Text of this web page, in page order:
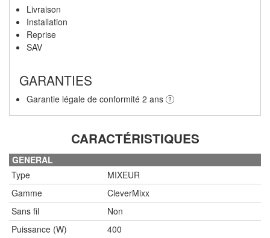
Livraison
Installation
Reprise
SAV
GARANTIES
Garantie légale de conformité 2 ans
CARACTÉRISTIQUES
GENERAL
Type
MIXEUR
Gamme
CleverMixx
Sans fil
Non
Puissance (W)
400